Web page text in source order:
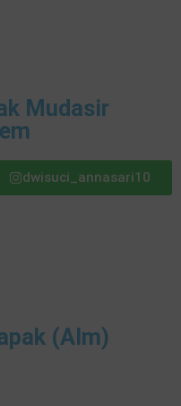
Mudasir
dwisuci_annasari10
(Alm)